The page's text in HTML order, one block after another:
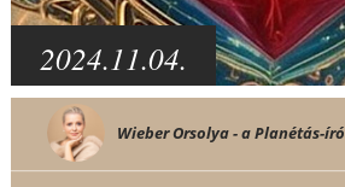
2024.11.04.
Wieber Orsolya - a Planétás-író